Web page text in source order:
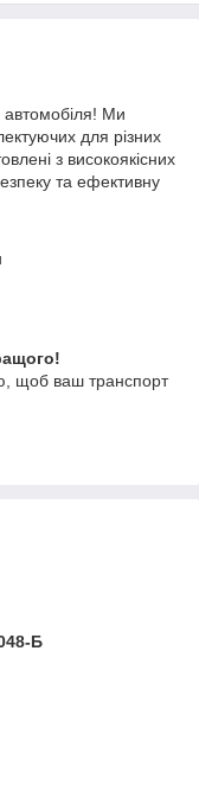
автомобіля! Ми
для різних
з високоякісних
та ефективну
щоб ваш транспорт
Б